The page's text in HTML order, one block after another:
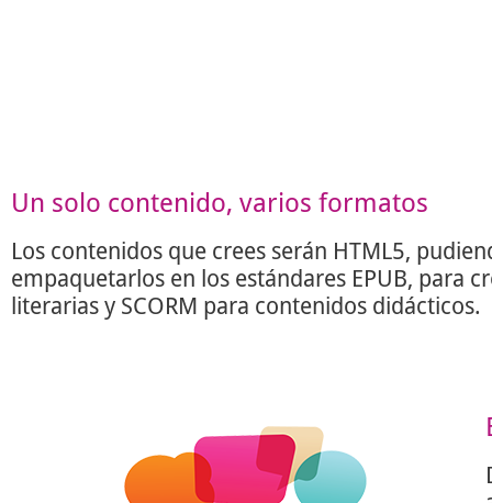
Un solo contenido, varios formatos
Los contenidos que crees serán HTML5,
empaquetarlos en los estándares EPUB, para
literarias y SCORM para contenidos didácticos.